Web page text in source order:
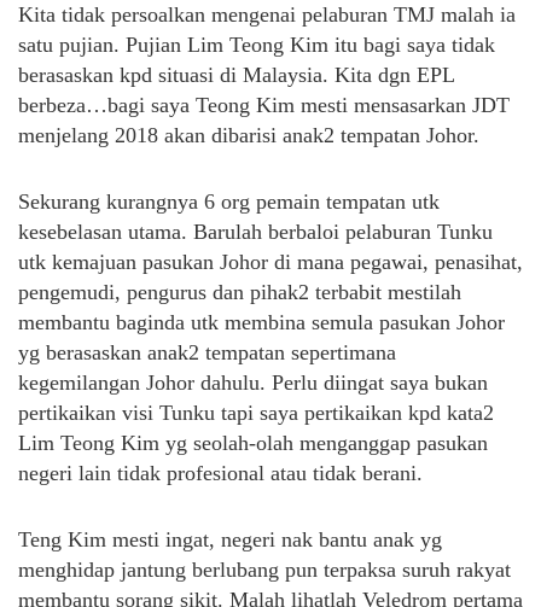
Kita tidak persoalkan mengenai pelaburan TMJ malah ia
satu pujian. Pujian Lim Teong Kim itu bagi saya tidak
berasaskan kpd situasi di Malaysia. Kita dgn EPL
berbeza…bagi saya Teong Kim mesti mensasarkan JDT
menjelang 2018 akan dibarisi anak2 tempatan Johor.
Sekurang kurangnya 6 org pemain tempatan utk
kesebelasan utama. Barulah berbaloi pelaburan Tunku
utk kemajuan pasukan Johor di mana pegawai, penasihat,
pengemudi, pengurus dan pihak2 terbabit mestilah
membantu baginda utk membina semula pasukan Johor
yg berasaskan anak2 tempatan sepertimana
kegemilangan Johor dahulu. Perlu diingat saya bukan
pertikaikan visi Tunku tapi saya pertikaikan kpd kata2
Lim Teong Kim yg seolah-olah menganggap pasukan
negeri lain tidak profesional atau tidak berani.
Teng Kim mesti ingat, negeri nak bantu anak yg
menghidap jantung berlubang pun terpaksa suruh rakyat
membantu sorang sikit. Malah lihatlah Veledrom pertama